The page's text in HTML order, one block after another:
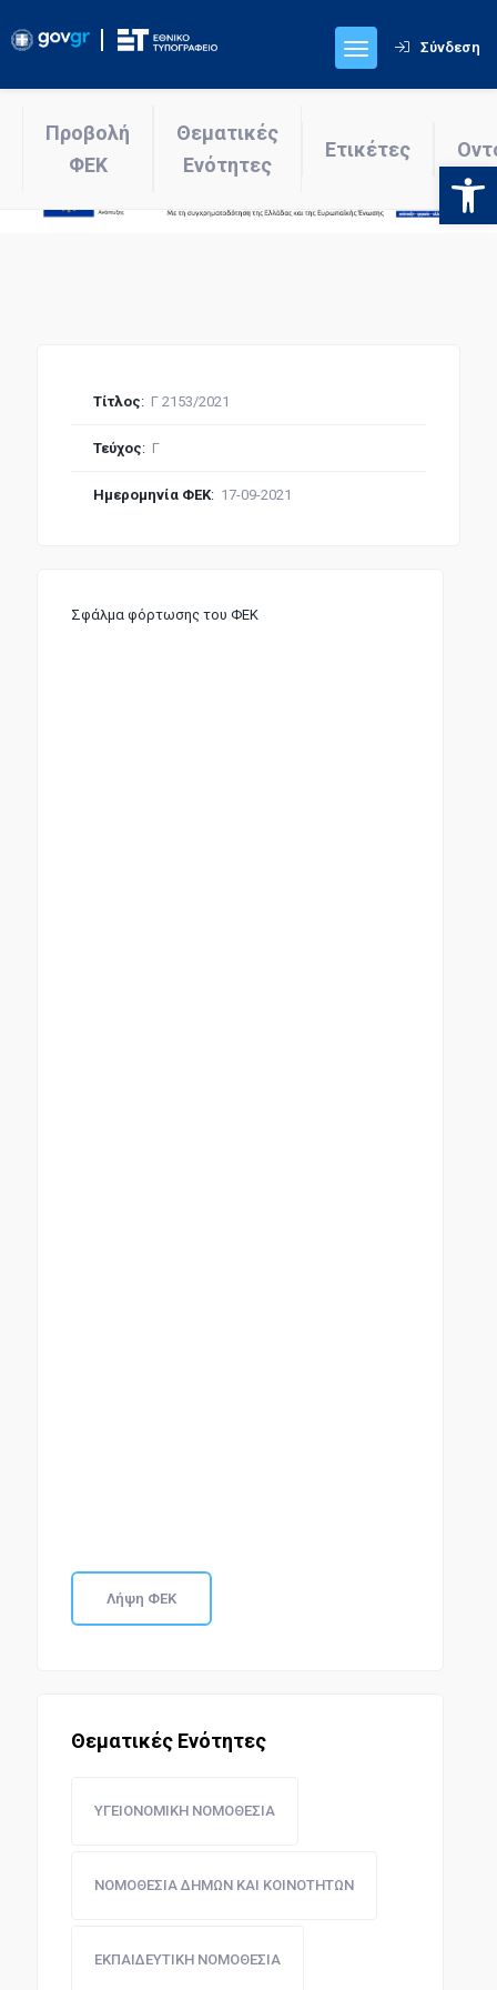
Σύνδεση
Προβολή
ΦΕΚ
Θεματικές
Ενότητες
Ετικέτες
Σφάλμα φόρτωσης του ΦΕΚ
Λήψη ΦΕΚ
Θεματικές Ενότητες
ΥΓΕΙΟΝΟΜΙΚΗ ΝΟΜΟΘΕΣΙΑ
ΝΟΜΟΘΕΣΙΑ ΔΗΜΩΝ ΚΑΙ ΚΟΙΝΟΤΗΤΩΝ
ΕΚΠΑΙΔΕΥΤΙΚΗ ΝΟΜΟΘΕΣΙΑ
Τίτλος: Γ 2153/2021
Τεύχος: Γ
Ημερομηνία ΦΕΚ: 17-09-2021